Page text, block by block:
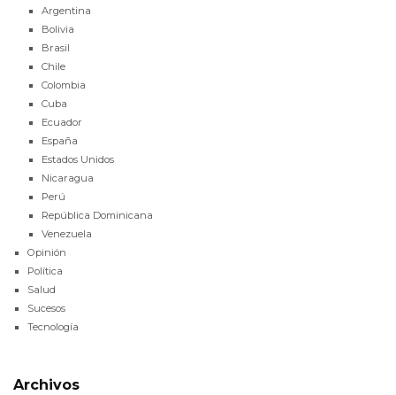
Argentina
Bolivia
Brasil
Chile
Colombia
Cuba
Ecuador
España
Estados Unidos
Nicaragua
Perú
República Dominicana
Venezuela
Opinión
Política
Salud
Sucesos
Tecnología
Archivos